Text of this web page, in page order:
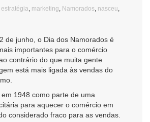
estratégia marketing Namorados nasceu
de junho, o Dia dos Namorados é
importantes para o comércio
contrário do que muita gente
está mais ligada às vendas do
1948 como parte de uma
para aquecer o comércio em
considerado fraco para as vendas.